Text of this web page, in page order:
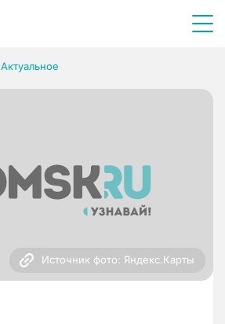
Актуальное
Источник фото: Яндекс.Карты